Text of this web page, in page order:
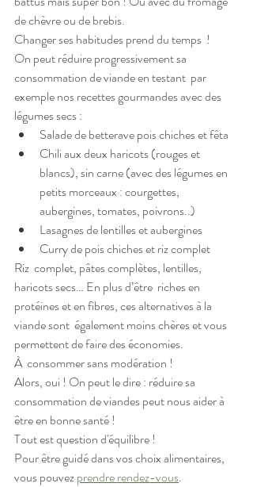
de chèvre ou de brebis.
Changer ses habitudes prend du temps  !
On peut réduire progressivement sa
consommation de viande en testant  par
exemple nos recettes gourmandes avec des
légumes secs :
Salade de betterave pois chiches et fêta
Chili aux deux haricots (rouges et
blancs), sin carne (avec des légumes en
petits morceaux : courgettes,
aubergines, tomates, poivrons..)
Lasagnes de lentilles et aubergines
Curry de pois chiches et riz complet
Riz  complet, pâtes complètes, lentilles,
haricots secs… En plus d’être  riches en
protéines et en fibres, ces alternatives à la
viande sont  également moins chères et vous
permettent de faire des économies.
À  consommer sans modération !
Alors, oui ! On peut le dire : réduire sa
consommation de viandes peut nous aider à
être en bonne santé !
Tout est question d'équilibre !
Pour être guidé dans vos choix alimentaires,
vous pouvez prendre rendez-vous.